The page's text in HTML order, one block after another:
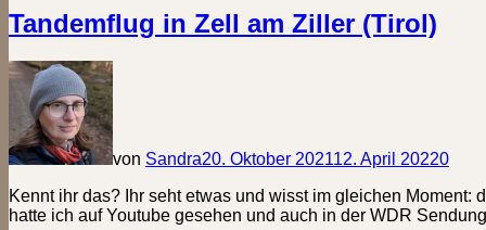
Tandemflug in Zell am Ziller (Tirol)
von Sandra20. Oktober 202112. April 20220
Kennt ihr das? Ihr seht etwas und wisst im gleichen
hatte ich auf Youtube gesehen und auch in der WDR